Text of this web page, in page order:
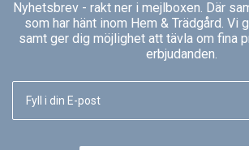
Nyhetsbrev - rakt ner i mejlboxen. Där
som har hänt inom Hem & Trädgård. Vi
samt ger dig möjlighet att tävla om fina
erbjudanden.